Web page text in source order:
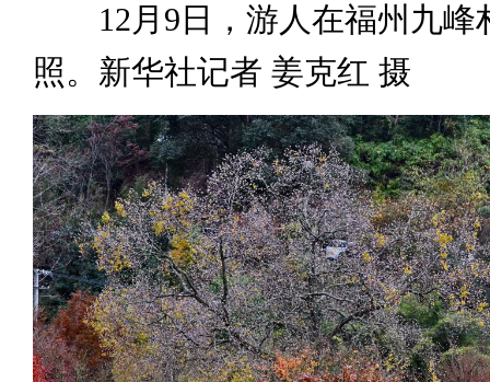
12月9日，游人在福州九峰
照。新华社记者 姜克红 摄